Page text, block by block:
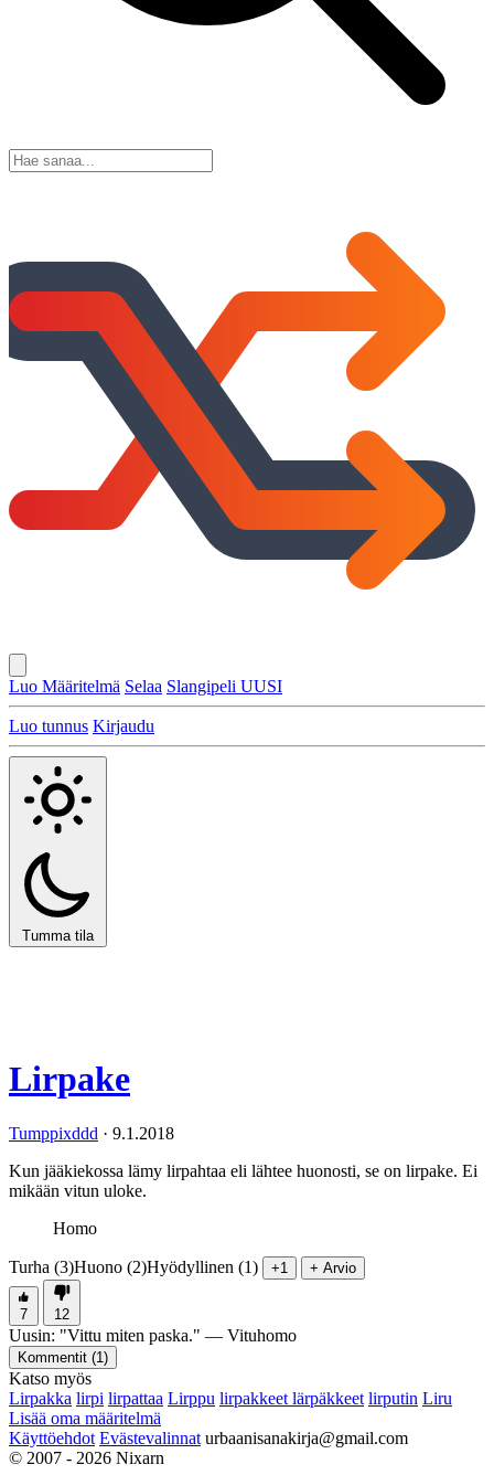
Luo Määritelmä Selaa Slangipeli UUSI
Luo tunnus Kirjaudu
Tumma tila
Lirpake
Tumppixddd · 9.1.2018
Kun jääkiekossa lämy lirpahtaa eli lähtee huonosti, se on lirpake. Ei
mikään vitun uloke.
Homo
Turha (3)Huono (2)Hyödyllinen (1) +1 + Arvio
7 12
Uusin: "Vittu miten paska." — Vituhomo
Kommentit (1 )
Katso myös
Lirpakka lirpi lirpattaa Lirppu lirpakkeet lärpäkkeet lirputin Liru
Lisää oma määritelmä
Käyttöehdot Evästevalinnat urbaanisanakirja@gmail.com
© 2007 - 2026 Nixarn